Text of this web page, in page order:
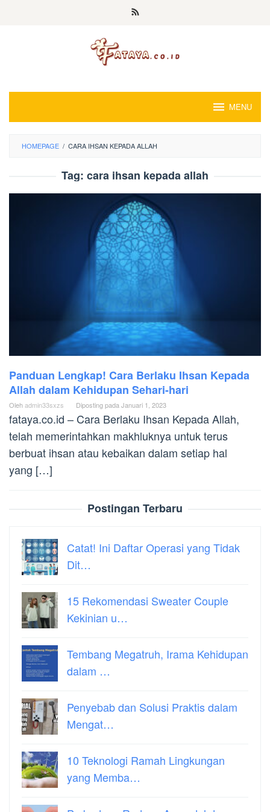
MENU
HOMEPAGE / CARA IHSAN KEPADA ALLAH
Tag: cara ihsan kepada allah
Panduan Lengkap! Cara Berlaku Ihsan Kepada
Allah dalam Kehidupan Sehari-hari
Olehadmin33sxzs Diposting pada Januari 1, 2023
fataya.co.id – Cara Berlaku Ihsan Kepada Allah,
telah memerintahkan makhluknya untuk terus
berbuat ihsan atau kebaikan dalam setiap hal
yang […]
Postingan Terbaru
Catat! Ini Daftar Operasi yang Tidak
Dit…
15 Rekomendasi Sweater Couple
Kekinian u…
Tembang Megatruh, Irama Kehidupan
dalam …
Penyebab dan Solusi Praktis dalam
Mengat…
10 Teknologi Ramah Lingkungan
yang Memba…